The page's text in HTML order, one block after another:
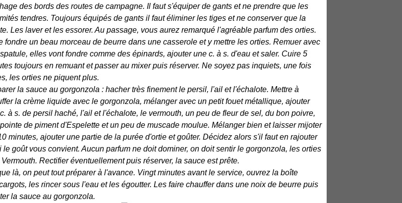
des bords des routes de campagne. Il faut s'équiper de gants et ne prendre que les
tendres. Toujours équipés de gants il faut éliminer les tiges et ne conserver que la
Les laver et les essorer. Au passage, vous aurez remarqué l'agréable parfum des orties.
fondre un beau morceau de beurre dans une casserole et y mettre les orties. Remuer avec
elles vont fondre comme des épinards, ajouter une c. à s. d'eau et saler. Cuire 5
toujours en remuant et passer au mixer puis réserver. Ne soyez pas inquiets, une fois
les orties ne piquent plus.
la sauce au gorgonzola : hacher très finement le persil, l'ail et l'échalote. Mettre à
la crème liquide avec le gorgonzola, mélanger avec un petit fouet métallique, ajouter
à s. de persil haché, l'ail et l'échalote, le vermouth, un peu de fleur de sel, du bon poivre,
de piment d'Espelette et un peu de muscade moulue. Mélanger bien et laisser mijoter
minutes, ajouter une partie de la purée d'ortie et goûter. Décidez alors s'il faut en rajouter
le goût vous convient. Aucun parfum ne doit dominer, on doit sentir le gorgonzola, les orties
Rectifier éventuellement puis réserver, la sauce est prête.
là, on peut tout préparer à l'avance. Vingt minutes avant le service, ouvrez la boîte
les rincer sous l'eau et les égoutter. Les faire chauffer dans une noix de beurre puis
la sauce au gorgonzola.